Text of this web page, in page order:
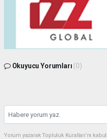
Okuyucu Yorumları (0)
Yorum yazarak Topluluk Kuralları’nı